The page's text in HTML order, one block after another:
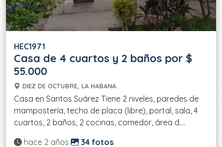
HEC1971
Casa de 4 cuartos y 2 baños por $
55.000
DIEZ DE OCTUBRE, LA HABANA.
Casa en Santos Suárez Tiene 2 niveles, paredes de
mampostería, techo de placa (libre), portal, sala, 4
cuartos, 2 baños, 2 cocinas, comedor, área d....
Actualizado:
hace 2 años 34 fotos